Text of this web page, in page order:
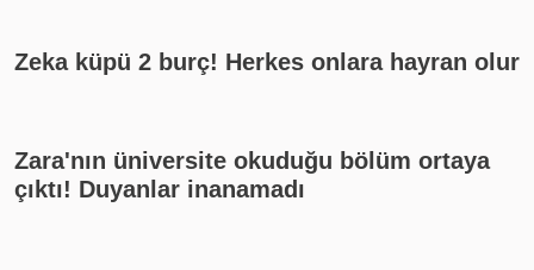
Zeka küpü 2 burç! Herkes onlara hayran olur
Zara'nın üniversite okuduğu bölüm ortaya
çıktı! Duyanlar inanamadı